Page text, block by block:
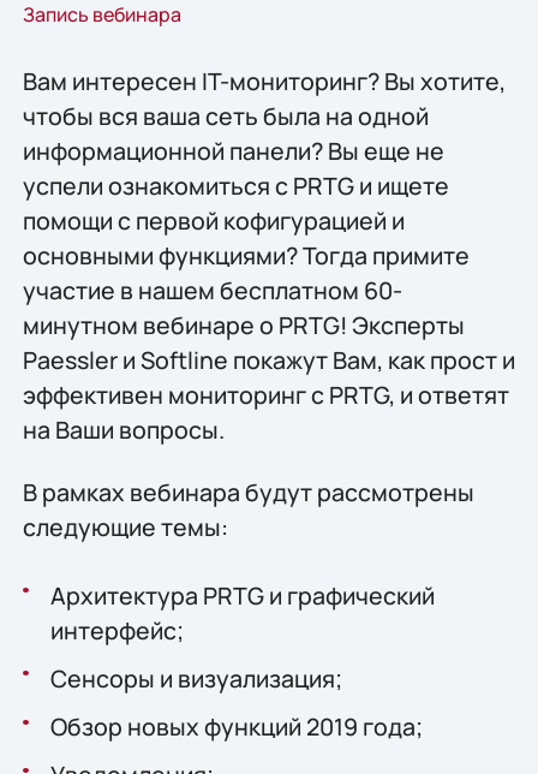
Запись вебинара
Вам интересен IT-мониторинг? Вы хотите,
чтобы вся ваша сеть была на одной
информационной панели? Вы еще не
успели ознакомиться с PRTG и ищете
помощи с первой кофигурацией и
основными функциями? Тогда примите
участие в нашем бесплатном 60-
минутном вебинаре о PRTG! Эксперты
Paessler и Softline покажут Вам, как прост и
эффективен мониторинг с PRTG, и ответят
на Ваши вопросы.
В рамках вебинара будут рассмотрены
следующие темы:
Архитектура PRTG и графический
интерфейс;
Сенсоры и визуализация;
Обзор новых функций 2019 года;